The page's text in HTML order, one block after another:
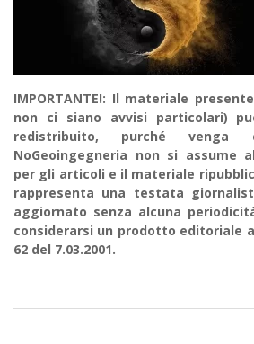
IMPORTANTE!: Il materiale
non ci siano avvisi particolari)
redistribuito, purché
NoGeoingegneria non si assume
per gli articoli e il materiale
rappresenta una testata
aggiornato senza alcuna
considerarsi un prodotto editoriale
62 del 7.03.2001.